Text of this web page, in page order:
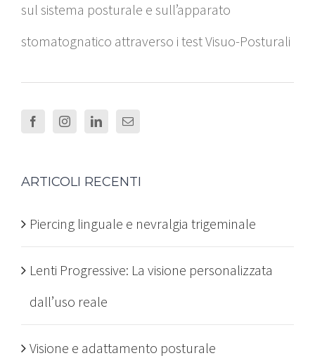
sul sistema posturale e sull’apparato
stomatognatico attraverso i test Visuo-Posturali
ARTICOLI RECENTI
Piercing linguale e nevralgia trigeminale
Lenti Progressive: La visione personalizzata
dall’uso reale
Visione e adattamento posturale